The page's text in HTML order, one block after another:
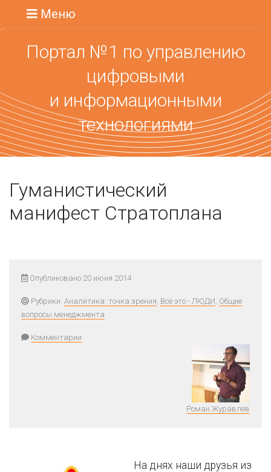
Меню
Портал №1 по управлению
цифровыми
и информационными
технологиями
Гуманистический
манифест Стратоплана
Опубликовано 20 июня 2014
Рубрики: Аналитика: точка зрения, Всё это - ЛЮДИ, Общие
вопросы менеджмента
Комментарии
Роман Журавлёв
На днях наши друзья из